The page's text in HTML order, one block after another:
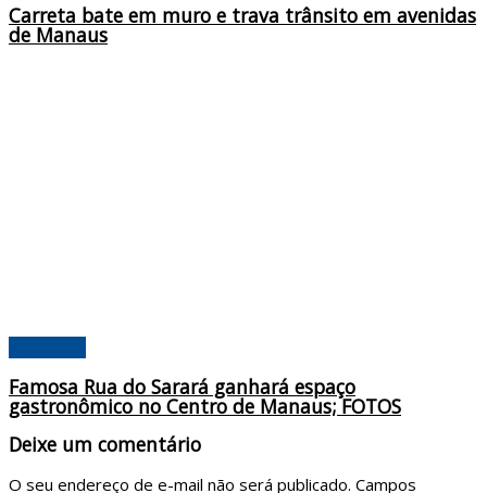
Carreta bate em muro e trava trânsito em avenidas
de Manaus
Famosa Rua do Sarará ganhará espaço
gastronômico no Centro de Manaus; FOTOS
Deixe um comentário
O seu endereço de e-mail não será publicado. Campos